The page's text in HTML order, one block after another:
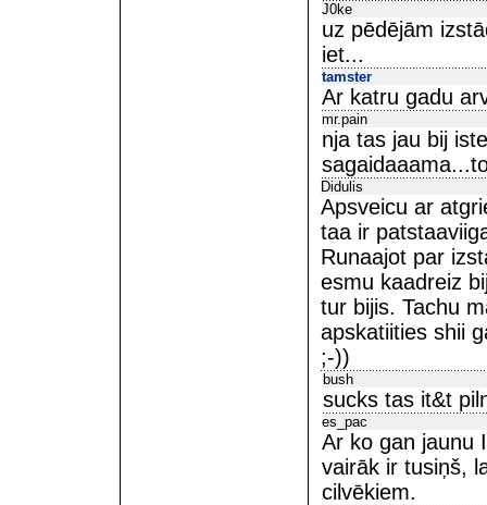
J0ke
uz pēdējām
iet...
tamster
Ar katru gadu
mr.pain
nja tas jau bij
Didulis
Apsveicu ar
taa ir
Runaajot par
esmu kaadreiz
tur bijis. Tachu
apskatiities shii
;-))
bush
sucks tas it&t
es_pac
Ar ko gan jaunu
vairāk ir tusiņš,
cilvēkiem.